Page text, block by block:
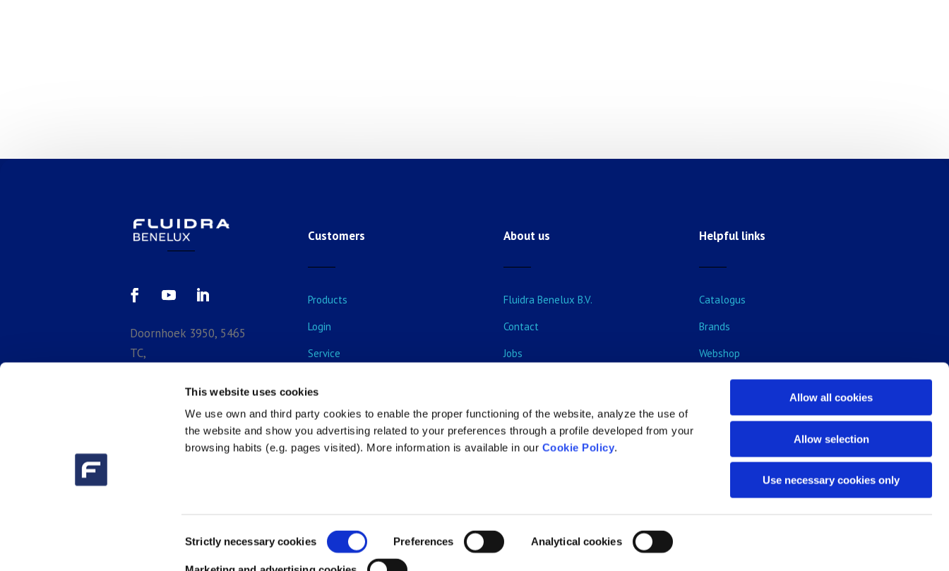
This website uses cookies
We use own and third party cookies to enable the proper functioning of the website, analyze the use of
the website and show you advertising related to your preferences through a profile developed from your
browsing habits (e.g. pages visited). More information is available in our Cookie Policy.
Selection
Strictly necessary cookies Preferences Analytical cookies
Allow all cookies
Allow selection
Use necessary cookies only
Doornhoek 3950, 5465
TC,
Netherlands
+31 (0) 413 29
Customers
Products
Login
Service
Become customer
About us
Fluidra Benelux B.V.
Contact
Jobs
Helpful links
Catalogus
Brands
Webshop